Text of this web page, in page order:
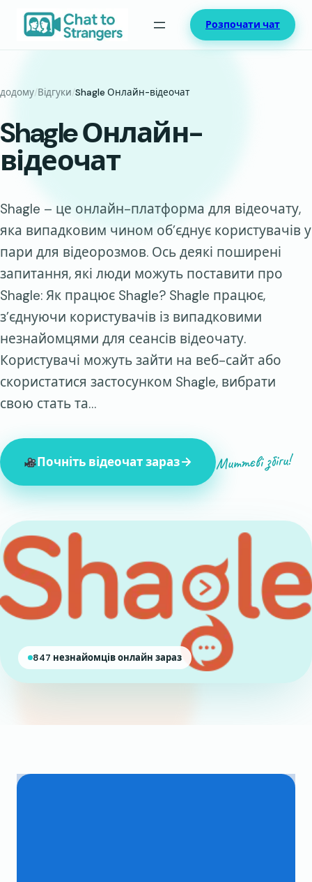
Перейти
Розпочати чат
додому/Відгуки/Shagle Онлайн-відеочат
Shagle Онлайн-
відеочат
Shagle – це онлайн-платформа для відеочату,
яка випадковим чином об’єднує користувачів у
пари для відеорозмов. Ось деякі поширені
запитання, які люди можуть поставити про
Shagle: Як працює Shagle? Shagle працює,
з’єднуючи користувачів із випадковими
незнайомцями для сеансів відеочату.
Користувачі можуть зайти на веб-сайт або
скористатися застосунком Shagle, вибрати
свою стать та…
Почніть відеочат зараз Миттєві збіги!
847 незнайомців онлайн зараз